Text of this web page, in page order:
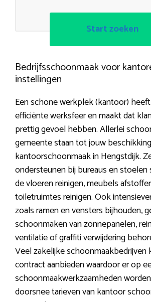
Start zoeken
Bedrijfsschoonmaak voor
instellingen
Een schone werkplek (kantoor)
efficiënte werksfeer en maakt dat
prettig gevoel hebben. Allerlei
gemeente staan tot jouw
kantoorschoonmaak in Hengstdijk.
ondersteunen bij bureaus en
de vloeren reinigen, meubels
toiletruimtes reinigen. Ook
zoals ramen en vensters bijhouden,
schoonmaken van zonnepanelen,
ventilatie of graffiti verwijdering
Veel zakelijke schoonmaakbedrijven
contract aanbieden waardoor er op
schoonmaakwerkzaamheden
doorsnee tarieven van kantoor